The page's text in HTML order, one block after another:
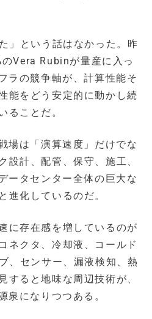
」という話はなかった。昨
Vera Rubinが量産に入っ
ラの競争軸が、計算性能そ
能をどう安定的に動かし続
ることだ。
場は「演算速度」だけでな
設計、配管、保守、施工、
ータセンター全体の巨大な
進化しているのだ。
に存在感を増しているのが
ネクタ、冷却液、コールド
、センサー、漏液検知、熱
すると地味な周辺技術が、
泉になりつつある。